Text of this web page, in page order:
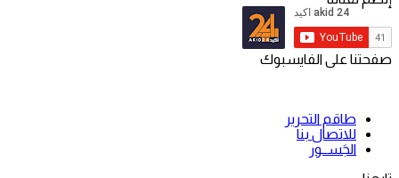
صفحتنا على الفايسبوك
طاقم التحرير
للاتصال بنا
الجَســور